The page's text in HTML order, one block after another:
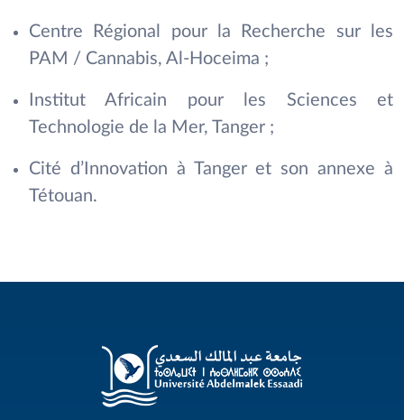
Centre Régional pour la Recherche sur les
PAM / Cannabis, Al-Hoceima ;
Institut Africain pour les Sciences et
Technologie de la Mer, Tanger ;
Cité d’Innovation à Tanger et son annexe à
Tétouan.